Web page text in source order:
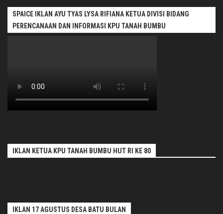
SPAICE IKLAN AYU TYAS LYSA RIFIANA KETUA DIVISI BIDANG
PERENCANAAN DAN INFORMASI KPU TANAH BUMBU
IKLAN KETUA KPU TANAH BUMBU HUT RI KE 80
IKLAN 17 AGUSTUS DESA BATU BULAN